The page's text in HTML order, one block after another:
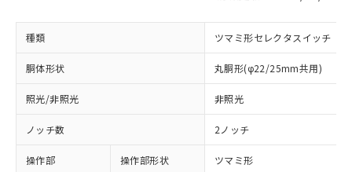
種類 ツマミ形セレクタスイッチ
胴体形状 丸胴形(φ22/25mm共用)
照光/非照光 非照光
ノッチ数 2ノッチ
操作部 操作部形状 ツマミ形